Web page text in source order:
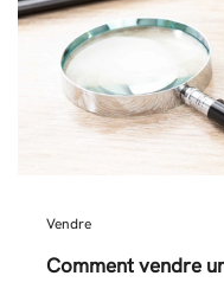
Vendre
Comment vendre